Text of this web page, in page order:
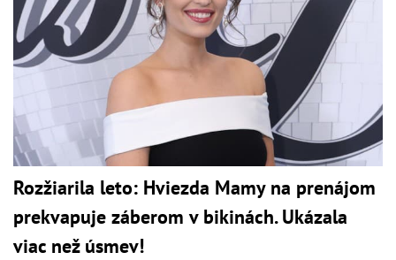
Rozžiarila leto: Hviezda Mamy na prenájom
prekvapuje záberom v bikinách. Ukázala
viac než úsmev!